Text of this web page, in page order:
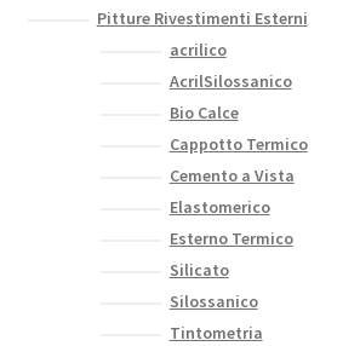
Pitture Rivestimenti Esterni
acrilico
AcrilSilossanico
Bio Calce
Cappotto Termico
Cemento a Vista
Elastomerico
Esterno Termico
Silicato
Silossanico
Tintometria